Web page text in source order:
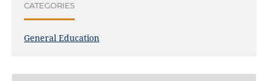
CATEGORIES
General Education